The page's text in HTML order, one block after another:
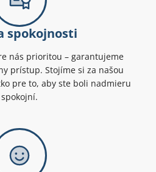
spokojnosti
nás prioritou – garantujeme
prístup. Stojíme si za našou
pre to, aby ste boli nadmieru
spokojní.